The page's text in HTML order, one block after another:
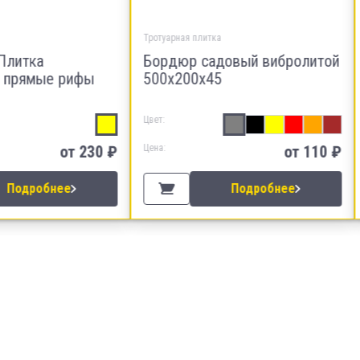
плитка
садовый вибролитой
от 110 ₽
Подробнее
Тротуарная плитка
Полусфера бетонная
500х250
от 1
Подробнее